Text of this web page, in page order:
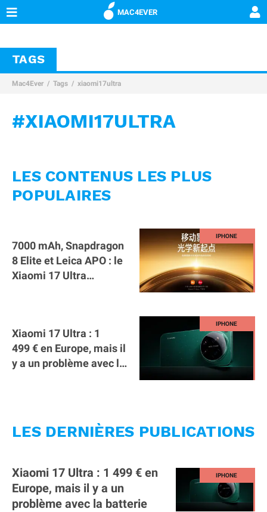
MAC4EVER
TAGS
Mac4Ever Tags xiaomi17ultra
#XIAOMI17ULTRA
LES CONTENUS LES PLUS
POPULAIRES
7000 mAh, Snapdragon
8 Elite et Leica APO : le
Xiaomi 17 Ultra
Xiaomi 17 Ultra : 1
499 € en Europe, mais il
y a un problème avec la
LES DERNIÈRES PUBLICATIONS
Xiaomi 17 Ultra : 1 499 € en
Europe, mais il y a un
problème avec la batterie